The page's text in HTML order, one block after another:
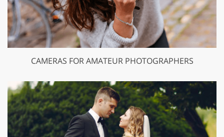
CAMERAS FOR AMATEUR PHOTOGRAPHERS